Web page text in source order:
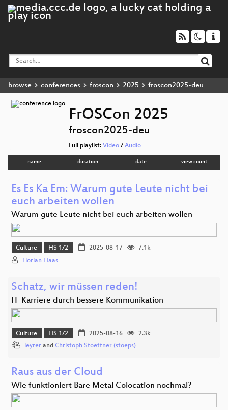
browse conferences froscon 2025 froscon2025-deu
FrOSCon 2025
froscon2025-deu
Full playlist: Video / Audio
name duration date view count
Es Es Ka Em: Warum gute Leute nicht bei
euch arbeiten wollen
Warum gute Leute nicht bei euch arbeiten wollen
Culture HS 1/2 2025-08-17
7.1k
Florian Haas
Schatz, wir müssen reden!
IT-Karriere durch bessere Kommunikation
Culture HS 1/2 2025-08-16
2.3k
leyrer and Christoph Stoettner (stoeps)
Raus aus der Cloud
Wie funktioniert Bare Metal Colocation nochmal?